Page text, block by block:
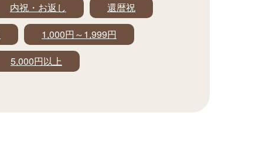
内祝・お返し
還暦祝
1,000円～1,999円
5,000円以上